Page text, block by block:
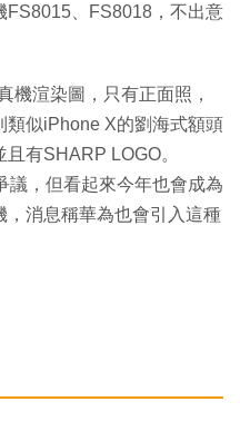
FS8015、FS8018，不出意
機渲染圖，只有正面照，
類似iPhone X的劉海式額頭
有SHARP LOGO。
議，但看起來今年也會成為
消息稱華為也會引入這種